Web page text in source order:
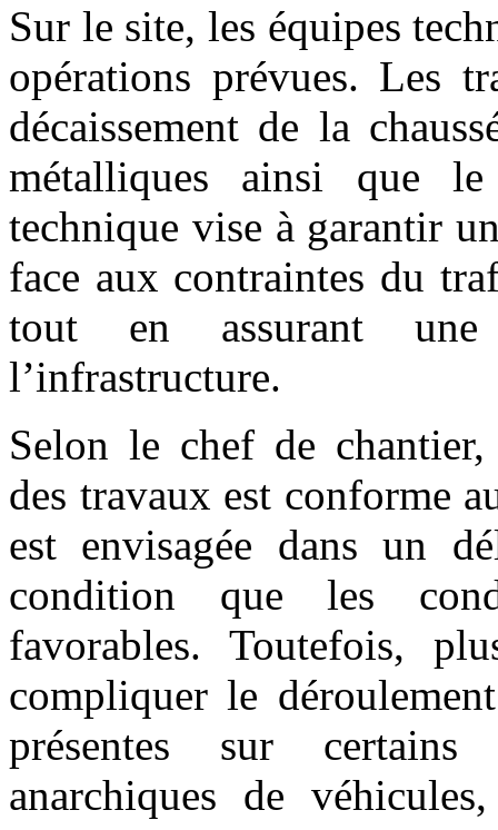
Sur le site, les équipes
opérations prévues. Les
décaissement de la
métalliques ainsi que
technique vise à garantir
face aux contraintes du
tout en assurant
l’infrastructure.
Selon le chef de
des travaux est conforme
est envisagée dans un
condition que les
favorables. Toutefois,
compliquer le
présentes sur certains
anarchiques de